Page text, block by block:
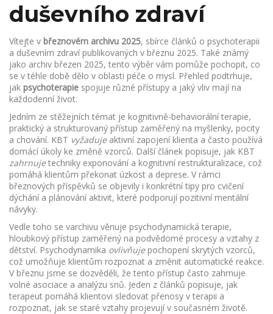
duševního zdraví
Vítejte v březnovém archivu 2025, sbírce článků o psychoterapii
a duševním zdraví publikovaných v březnu 2025. Také známý
jako archiv březen 2025, tento výběr vám pomůže pochopit, co
se v téhle době dělo v oblasti péče o mysl. Přehled podtrhuje,
jak psychoterapie spojuje různé přístupy a jaký vliv mají na
každodenní život.
Jedním ze stěžejních témat je kognitivně-behaviorální terapie,
praktický a strukturovaný přístup zaměřený na myšlenky, pocity
a chování. KBT vyžadujeaktivní zapojení klienta a často používá
domácí úkoly ke změně vzorců. Další článek popisuje, jak KBT
zahrnujetechniky exponování a kognitivní restrukturalizace, což
pomáhá klientům překonat úzkost a deprese. V rámci
březnových příspěvků se objevily i konkrétní tipy pro cvičení
dýchání a plánování aktivit, které podporují pozitivní mentální
návyky.
Vedle toho se varchivu věnuje psychodynamická terapie,
hloubkový přístup zaměřený na podvědomé procesy a vztahy z
dětství. Psychodynamika ovlivňujepochopení skrytých vzorců,
což umožňuje klientům rozpoznat a změnit automatické reakce.
V březnu jsme se dozvěděli, že tento přístup často zahrnuje
volné asociace a analýzu snů. Jeden z článků popisuje, jak
terapeut pomáhá klientovi sledovat přenosy v terapii a
rozpoznat, jak se staré vztahy projevují v současném životě.